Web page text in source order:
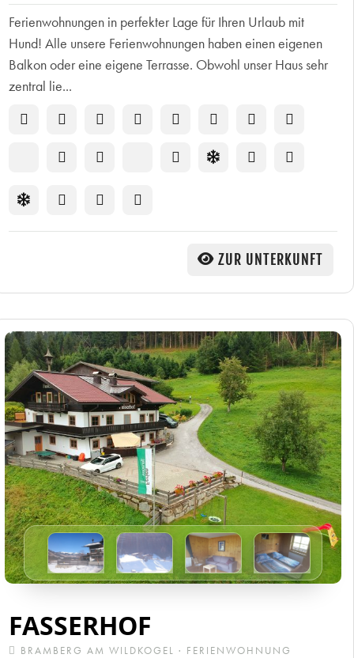
Ferienwohnungen in perfekter Lage für Ihren Urlaub mit
Hund! Alle unsere Ferienwohnungen haben einen eigenen
Balkon oder eine eigene Terrasse. Obwohl unser Haus sehr
zentral lie...
ZUR UNTERKUNFT
FASSERHOF
BRAMBERG AM WILDKOGEL · FERIENWOHNUNG